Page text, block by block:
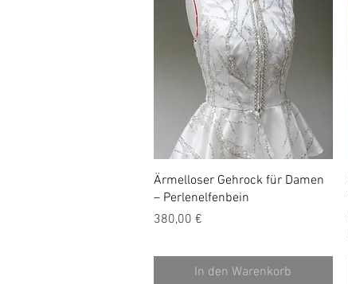
Schnellansicht
Ärmelloser Gehrock für Damen
– Perlenelfenbein
Preis
380,00 €
In den Warenkorb